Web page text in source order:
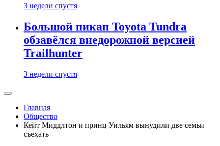
3 недели спустя
Большой пикап Toyota Tundra
обзавёлся внедорожной версией
Trailhunter
3 недели спустя
Главная
Общество
Кейт Миддлтон и принц Уильям вынудили две семьи
съехать